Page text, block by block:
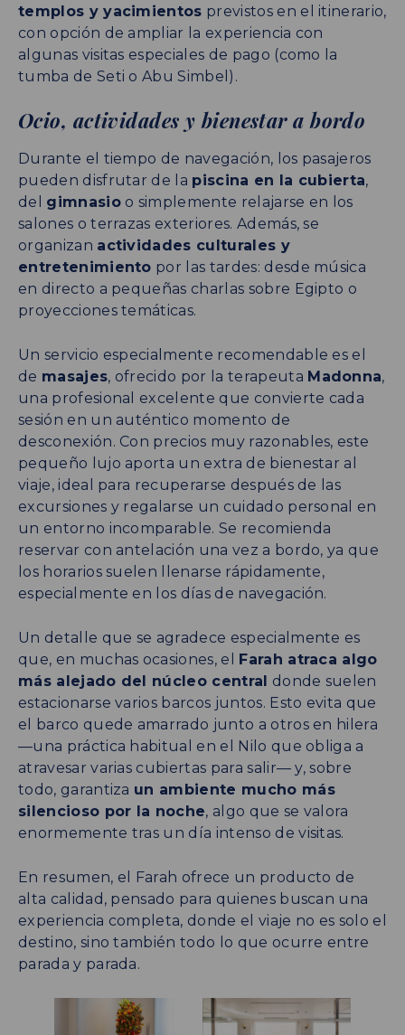
templos y yacimientos previstos en el itinerario,
con opción de ampliar la experiencia con
algunas visitas especiales de pago (como la
tumba de Seti o Abu Simbel).
Ocio, actividades y bienestar a bordo
Durante el tiempo de navegación, los pasajeros
pueden disfrutar de la piscina en la cubierta,
del gimnasioo simplemente relajarse en los
salones o terrazas exteriores. Además, se
organizan actividades culturales y
entretenimiento por las tardes: desde música
en directo a pequeñas charlas sobre Egipto o
proyecciones temáticas.
Un servicio especialmente recomendable es el
de masajes, ofrecido por la terapeuta Madonna,
una profesional excelente que convierte cada
sesión en un auténtico momento de
desconexión. Con precios muy razonables, este
pequeño lujo aporta un extra de bienestar al
viaje, ideal para recuperarse después de las
excursiones y regalarse un cuidado personal en
un entorno incomparable. Se recomienda
reservar con antelación una vez a bordo, ya que
los horarios suelen llenarse rápidamente,
especialmente en los días de navegación.
Un detalle que se agradece especialmente es
que, en muchas ocasiones, el
Farah atraca algo
más alejado del núcleo central
donde suelen
estacionarse varios barcos juntos. Esto evita que
el barco quede amarrado junto a otros en hilera
—una práctica habitual en el Nilo que obliga a
atravesar varias cubiertas para salir— y, sobre
todo, garantiza un ambiente mucho más
silencioso por la noche, algo que se valora
enormemente tras un día intenso de visitas.
En resumen, el Farah ofrece un producto de
alta calidad, pensado para quienes buscan una
experiencia completa, donde el viaje no es solo el
destino, sino también todo lo que ocurre entre
parada y parada.